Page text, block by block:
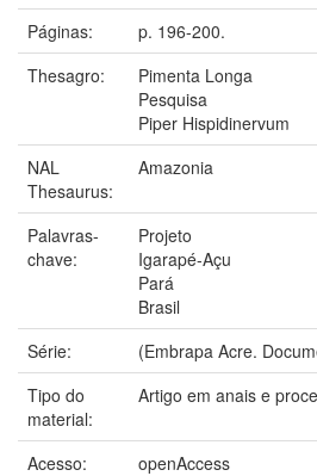
Páginas:
p. 196-200.
Thesagro:
Pimenta Longa
Pesquisa
Piper Hispidinervum
NAL
Thesaurus:
Amazonia
Palavras-
chave:
Projeto
Igarapé-Açu
Pará
Brasil
Série:
(Embrapa Acre.
Tipo do
material:
Artigo em anais e
Acesso:
openAccess